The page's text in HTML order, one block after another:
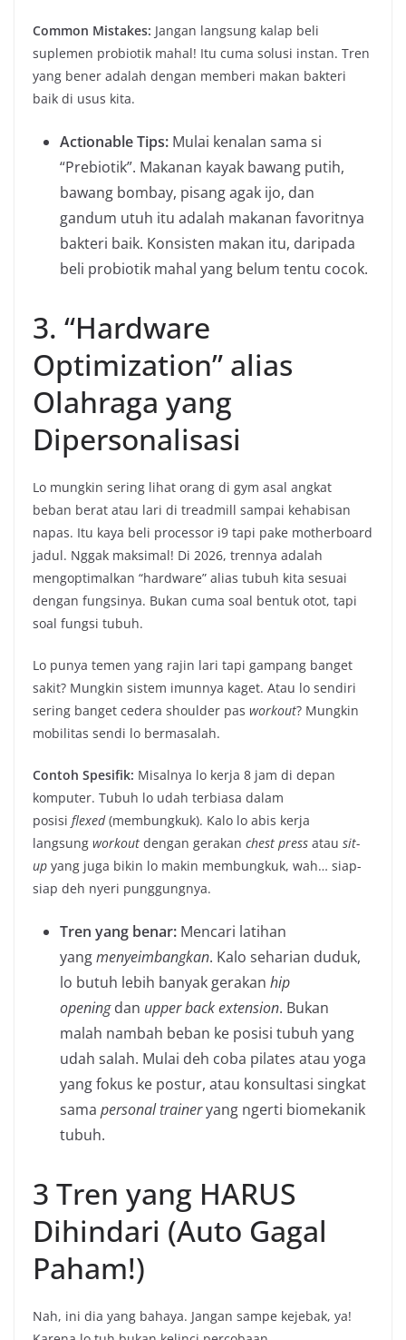
Common Mistakes: Jangan langsung kalap beli
suplemen probiotik mahal! Itu cuma solusi instan. Tren
yang bener adalah dengan memberi makan bakteri
baik di usus kita.
Actionable Tips: Mulai kenalan sama si
“Prebiotik”. Makanan kayak bawang putih,
bawang bombay, pisang agak ijo, dan
gandum utuh itu adalah makanan favoritnya
bakteri baik. Konsisten makan itu, daripada
beli probiotik mahal yang belum tentu cocok.
3. “Hardware
Optimization” alias
Olahraga yang
Dipersonalisasi
Lo mungkin sering lihat orang di gym asal angkat
beban berat atau lari di treadmill sampai kehabisan
napas. Itu kaya beli processor i9 tapi pake motherboard
jadul. Nggak maksimal! Di 2026, trennya adalah
mengoptimalkan “hardware” alias tubuh kita sesuai
dengan fungsinya. Bukan cuma soal bentuk otot, tapi
soal fungsi tubuh.
Lo punya temen yang rajin lari tapi gampang banget
sakit? Mungkin sistem imunnya kaget. Atau lo sendiri
sering banget cedera shoulder pas workout? Mungkin
mobilitas sendi lo bermasalah.
Contoh Spesifik: Misalnya lo kerja 8 jam di depan
komputer. Tubuh lo udah terbiasa dalam
posisi flexed(membungkuk). Kalo lo abis kerja
langsung workout dengan gerakan chest press atau sit-
up yang juga bikin lo makin membungkuk, wah… siap-
siap deh nyeri punggungnya.
Tren yang benar: Mencari latihan
yangmenyeimbangkan. Kalo seharian duduk,
lo butuh lebih banyak gerakan hip
openingdan upper back extension. Bukan
malah nambah beban ke posisi tubuh yang
udah salah. Mulai deh coba pilates atau yoga
yang fokus ke postur, atau konsultasi singkat
sama personal traineryang ngerti biomekanik
tubuh.
3 Tren yang HARUS
Dihindari (Auto Gagal
Paham!)
Nah, ini dia yang bahaya. Jangan sampe kejebak, ya!